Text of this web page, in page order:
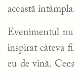
această
Evenimentul
inspirat câteva
eu de vină.